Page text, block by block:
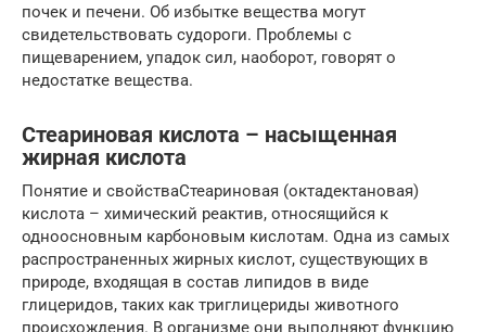
почек и печени. Об избытке вещества могут
свидетельствовать судороги. Проблемы с
пищеварением, упадок сил, наоборот, говорят о
недостатке вещества.
Стеариновая кислота – насыщенная
жирная кислота
Понятие и свойстваСтеариновая (октадектановая)
кислота – химический реактив, относящийся к
одноосновным карбоновым кислотам. Одна из самых
распространенных жирных кислот, существующих в
природе, входящая в состав липидов в виде
глицеридов, таких как триглицериды животного
происхождения. В организме они выполняют функцию